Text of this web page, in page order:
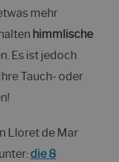
mehr
himmlische
Es ist jedoch
Tauch- oder
Lloret de Mar
die 8